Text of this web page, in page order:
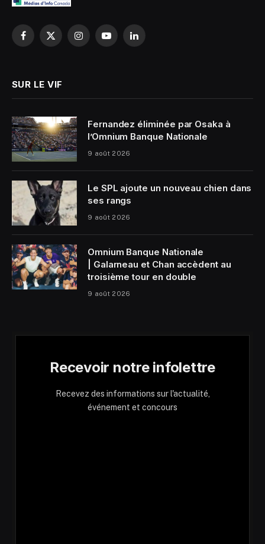
Facebook
X
InstagramYouTubeLinkedIn
SUR LE VIF
Fernandez éliminée par Osaka à
l’Omnium Banque Nationale
9 août 2026
Le SPL ajoute un nouveau chien dans
ses rangs
9 août 2026
Omnium Banque Nationale
| Galarneau et Chan accèdent au
troisième tour en double
9 août 2026
Recevoir notre infolettre
Recevez des informations sur l'actualité,
événement et concours